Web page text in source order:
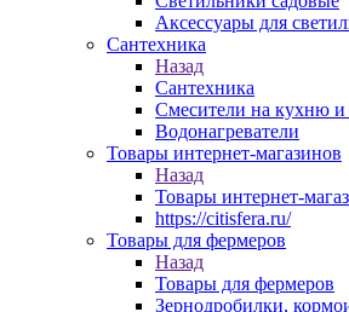
Аксессуары для
Сантехника
Назад
Сантехника
Смесители на кухню и
Водонагреватели
Товары интернет-магазинов
Назад
Товары интернет-
https://citisfera.ru/
Товары для фермеров
Назад
Товары для фермеров
Зернодробилки,